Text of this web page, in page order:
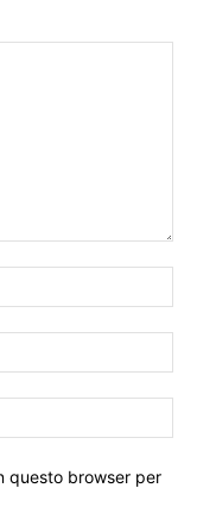
questo browser per